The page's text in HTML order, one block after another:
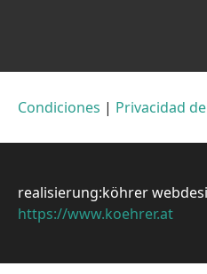
Condiciones | Privacidad
realisierung:köhrer
https://www.koehrer.at